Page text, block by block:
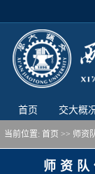
首页 交大概
当前位置: 首页 >> 师资
师资队